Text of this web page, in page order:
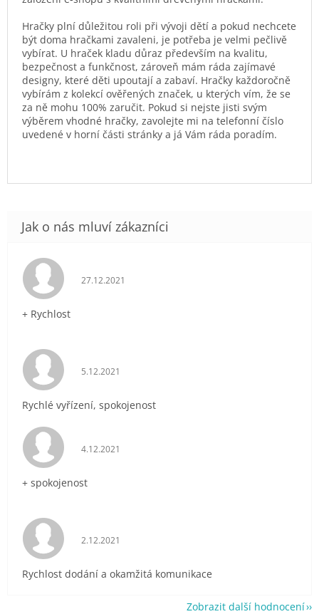
Hračky plní důležitou roli při vývoji dětí a pokud nechcete
být doma hračkami zavaleni, je potřeba je velmi pečlivě
vybírat. U hraček kladu důraz především na kvalitu,
bezpečnost a funkčnost, zároveň mám ráda zajímavé
designy, které děti upoutají a zabaví. Hračky každoročně
vybírám z kolekcí ověřených značek, u kterých vím, že se
za ně mohu 100% zaručit. Pokud si nejste jisti svým
výběrem vhodné hračky, zavolejte mi na telefonní číslo
uvedené v horní části stránky a já Vám ráda poradím.
Hodnocení obchodu je 5 z 5 hvězdiček.
27.12.2021
+ Rychlost
Hodnocení obchodu je 5 z 5 hvězdiček.
5.12.2021
Rychlé vyřízení, spokojenost
Hodnocení obchodu je 5 z 5 hvězdiček.
4.12.2021
+ spokojenost
Hodnocení obchodu je 5 z 5 hvězdiček.
2.12.2021
Rychlost dodání a okamžitá komunikace
Zobrazit další hodnocení